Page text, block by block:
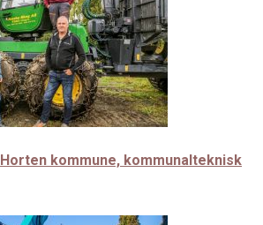
Horten kommune, kommunalteknisk